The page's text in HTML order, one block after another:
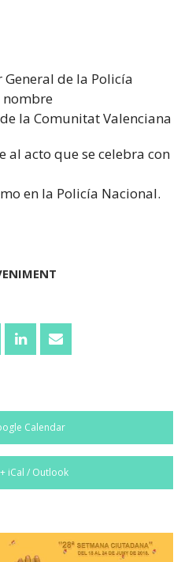
de la Policía
nombre
la Comunitat Valenciana
al acto que se celebra con
en la Policía Nacional.
Calendar
iCal / Outlook